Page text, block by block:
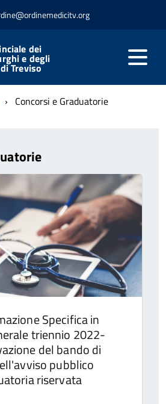
dei
e degli
Treviso
Concorsi e Graduatorie
Specifica in
triennio 2022-
del bando di
pubblico
riservata